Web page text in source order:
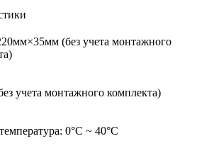
(без учета монтажного
учета монтажного комплекта)
0°C ~ 40°C